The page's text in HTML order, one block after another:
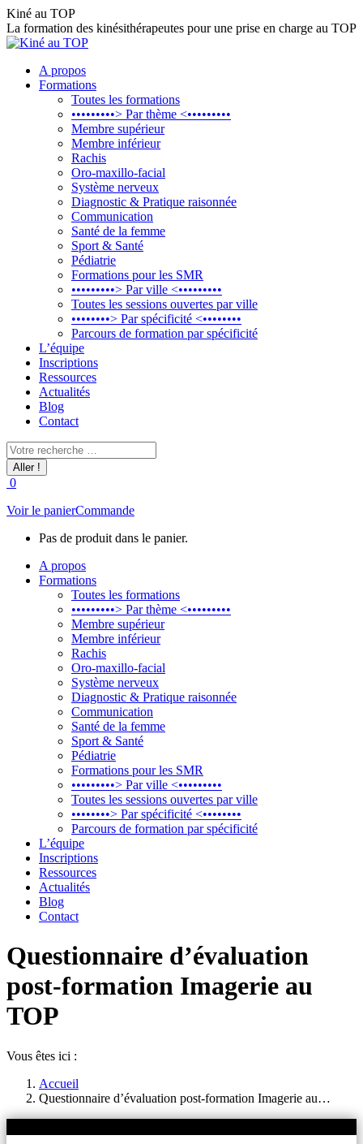
Aller
au
contenu
Kiné au TOP
La formation des kinésithérapeutes pour une prise en charge au TOP
A propos
Formations
Toutes les formations
•••••••••> Par thème <•••••••••
Membre supérieur
Membre inférieur
Rachis
Oro-maxillo-facial
Système nerveux
Diagnostic & Pratique raisonnée
Communication
Santé de la femme
Sport & Santé
Pédiatrie
Formations pour les SMR
•••••••••> Par ville <•••••••••
Toutes les sessions ouvertes par ville
••••••••> Par spécificité <••••••••
Parcours de formation par spécificité
L’équipe
Inscriptions
Ressources
Actualités
Blog
Contact
Recherche
:
0
Voir le panierCommande
Pas de produit dans le panier.
A propos
Formations
Toutes les formations
•••••••••> Par thème <•••••••••
Membre supérieur
Membre inférieur
Rachis
Oro-maxillo-facial
Système nerveux
Diagnostic & Pratique raisonnée
Communication
Santé de la femme
Sport & Santé
Pédiatrie
Formations pour les SMR
•••••••••> Par ville <•••••••••
Toutes les sessions ouvertes par ville
••••••••> Par spécificité <••••••••
Parcours de formation par spécificité
L’équipe
Inscriptions
Ressources
Actualités
Blog
Contact
Questionnaire d’évaluation
post-formation Imagerie au
TOP
Vous êtes ici :
Accueil
Questionnaire d’évaluation post-formation Imagerie au…